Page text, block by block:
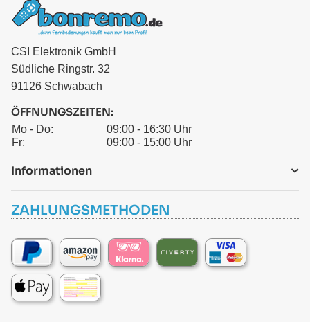
CSI Elektronik GmbH
Südliche Ringstr. 32
91126 Schwabach
ÖFFNUNGSZEITEN:
Mo - Do:
09:00 - 16:30 Uhr
Fr:
09:00 - 15:00 Uhr
Informationen
ZAHLUNGSMETHODEN